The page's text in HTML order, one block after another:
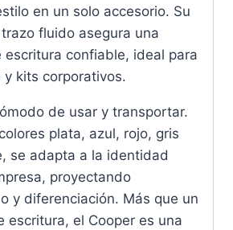
en un solo accesorio. Su
fluido asegura una
escritura confiable, ideal para
kits corporativos.
de usar y transportar.
plata, azul, rojo, gris
se adapta a la identidad
proyectando
y diferenciación. Más que un
escritura, el Cooper es una